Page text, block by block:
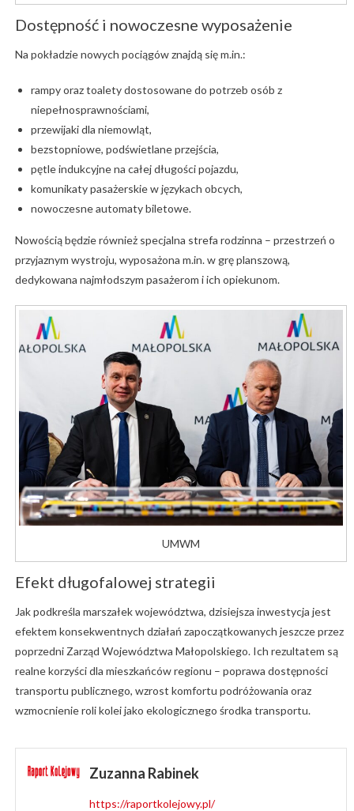
Dostępność i nowoczesne wyposażenie
Na pokładzie nowych pociągów znajdą się m.in.:
rampy oraz toalety dostosowane do potrzeb osób z
niepełnosprawnościami,
przewijaki dla niemowląt,
bezstopniowe, podświetlane przejścia,
pętle indukcyjne na całej długości pojazdu,
komunikaty pasażerskie w językach obcych,
nowoczesne automaty biletowe.
Nowością będzie również specjalna strefa rodzinna – przestrzeń o
przyjaznym wystroju, wyposażona m.in. w grę planszową,
dedykowana najmłodszym pasażerom i ich opiekunom.
UMWM
Efekt długofalowej strategii
Jak podkreśla marszałek województwa, dzisiejsza inwestycja jest
efektem konsekwentnych działań zapoczątkowanych jeszcze przez
poprzedni Zarząd Województwa Małopolskiego. Ich rezultatem są
realne korzyści dla mieszkańców regionu – poprawa dostępności
transportu publicznego, wzrost komfortu podróżowania oraz
wzmocnienie roli kolei jako ekologicznego środka transportu.
Zuzanna Rabinek
https://raportkolejowy.pl/